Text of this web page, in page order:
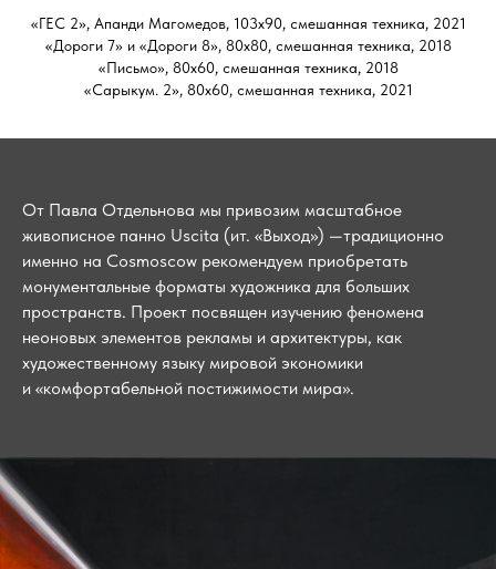
«ГЕС 2», Апанди Магомедов, 103х90, смешанная техника, 2021
«Дороги 7» и «Дороги 8», 80х80, смешанная техника, 2018
«Письмо», 80х60, смешанная техника, 2018
«Сарыкум. 2», 80х60, смешанная техника, 2021
От Павла Отдельнова мы привозим масштабное
живописное панно Uscita (ит. «Выход») —традиционно
именно на Cosmoscow рекомендуем приобретать
монументальные форматы художника для больших
пространств. Проект посвящен изучению феномена
неоновых элементов рекламы и архитектуры, как
художественному языку мировой экономики
и «комфортабельной постижимости мира».